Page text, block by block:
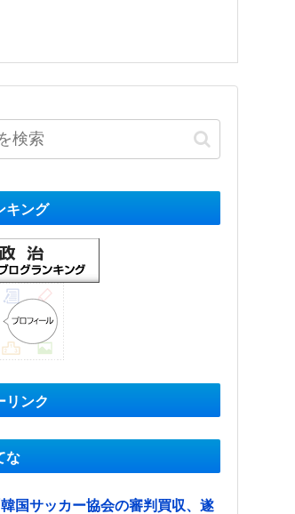
キング
リンク
な
国サッカー協会の審判買収、遂